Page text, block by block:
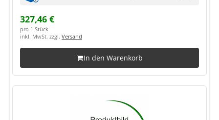
327,46 €
pro 1 Stück
inkl. MwSt. zzgl. Versand
In den Warenkorb